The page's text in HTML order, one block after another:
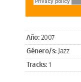
Año:2007
Género/s:Jazz
Tracks:1